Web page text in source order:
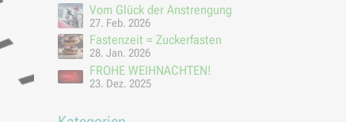
Vom Glück der Anstrengung
27. Feb. 2026
Fastenzeit = Zuckerfasten
28. Jan. 2026
FROHE WEIHNACHTEN!
23. Dez. 2025